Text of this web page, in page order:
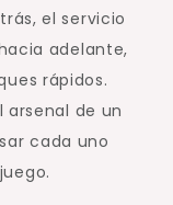
el servicio
adelante,
rápidos.
arsenal de un
cada uno